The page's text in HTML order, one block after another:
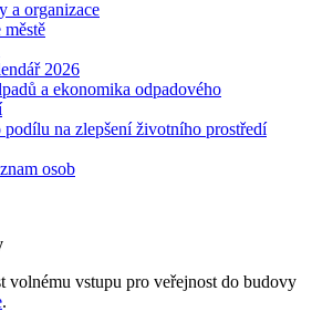
a organizace
2026
a ekonomika odpadového
podílu na zlepšení životního prostředí
osob
volnému vstupu pro veřejnost do budovy
.